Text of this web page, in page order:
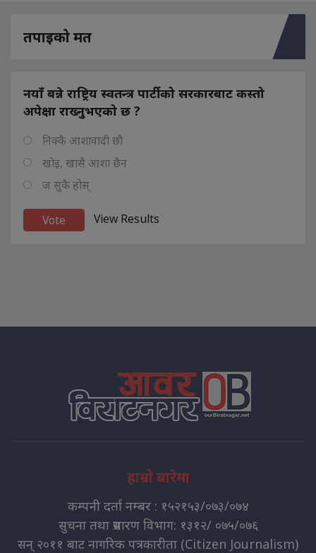
तपाइको मत
नयाँ बन्ने राष्ट्रिय स्वतन्त्र पार्टीको सरकारबाट कस्तो
अपेक्षा राख्नुभएको छ ?
निक्कै आशावादी छौ
खोइ, खासै आशा छैन
ज सुकै होस्
View Results
हाम्रो बारेमा
कम्पनी दर्ता नम्बर : १५२१५३/०७३/०७४
सुचना तथा प्रसारण विभाग: १३१२/ ०७५/०७६
सन् २०११ बाट नागरिक पत्रकारीता (Citizen Journalism)